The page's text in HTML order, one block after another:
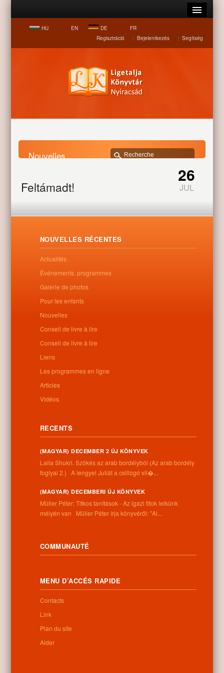
HU EN DE
FR
Regisztráció
| Bejelentkezés | Segítség
Nouvelles
Feltámadt!
Feltámadt!
hívő görög katotikusok Nyíracsádon, Nagypénteken helyezték
Letöltés
26
JUL
0
Related Posts
Categories:
Information
4262 Nyíracsád, Kassai u. 4.
Téléphone:
+36 52 206 031
Mardi: 9:00-12:00 13:00-16:30
Mercredi: 9:00-12:00 13:00-16:30
Samedi: 9:00-12:00
Dimanche: fermé
Newsletter
NOUVELLES RÉCENTES
Actualités
Événements, programmes
Galerie de photos
Pour les enfants
Nouvelles
Conseil de livre à lire
Conseil de livre à lire
Liens
Les programmes en ligne
Articles
Vidéos
RECENTS
(MAGYAR) DECEMBER 2 ÚJ KÖNYVEK
Laila Shukri. Szökés ​az arab bordélyból (Az arab bordély
foglyai 2.) A lengyel Juliát a csillogó vil�...
(MAGYAR) DECEMBERI ÚJ KÖNYVEK
Müller Péter: Titkos tanítások - Az igazi titok lelkünk
mélyén van Müller Péter írja könyvéről: "Al...
COMMUNAUTÉ
MENU D’ACCÉS RAPIDE
Contacts
Link
Plan du site
Aider